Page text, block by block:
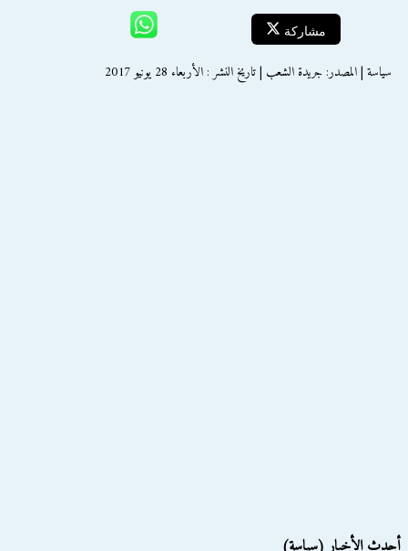
مشاركة
سياسة | المصدر: جريدة الشعب | تاريخ النشر : الأربعاء 28 يونيو 2017